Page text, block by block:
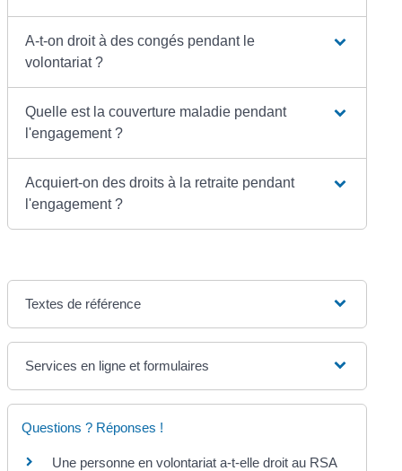
A-t-on droit à des congés pendant le
volontariat ?
Quelle est la couverture maladie pendant
l'engagement ?
Acquiert-on des droits à la retraite pendant
l'engagement ?
Textes de référence
Services en ligne et formulaires
Questions ? Réponses !
Une personne en volontariat a-t-elle droit au RSA